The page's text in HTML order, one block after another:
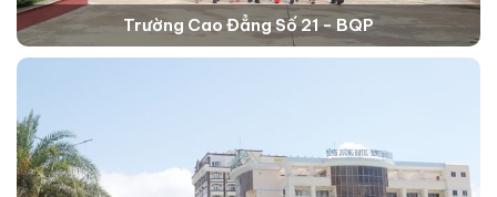
Trường Cao Đẳng Số 21 - BQP